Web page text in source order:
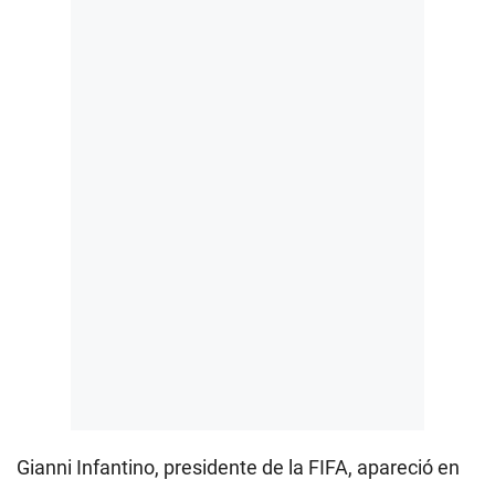
Gianni Infantino, presidente de la FIFA, apareció en